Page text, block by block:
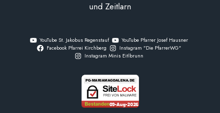
und Zeitlarn
YouTube St. Jakobus Regenstauf
YouTube Pfarrer Josef Hausner
Facebook Pfarrei Kirchberg
Instagram "Die PfarrerWG"
Instagram Minis Eitlbrunn